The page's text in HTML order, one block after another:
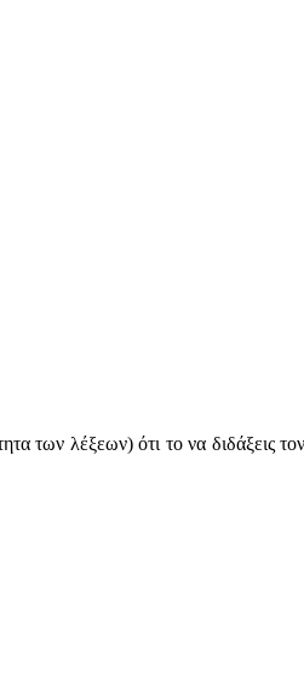
των λέξεων) ότι το να διδάξεις